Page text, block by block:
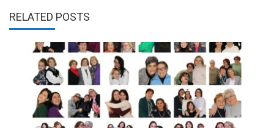
RELATED POSTS